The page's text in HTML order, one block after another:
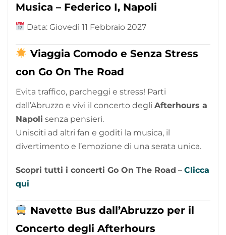
Musica – Federico I, Napoli
Data: Giovedì 11 Febbraio 2027
Viaggia Comodo e Senza Stress
con Go On The Road
Evita traffico, parcheggi e stress! Parti
dall’Abruzzo e vivi il concerto degli Afterhours a
Napoli senza pensieri.
Unisciti ad altri fan e goditi la musica, il
divertimento e l’emozione di una serata unica.
Scopri tutti i concerti Go On The Road – Clicca
qui
Navette Bus dall’Abruzzo per il
Concerto degli Afterhours